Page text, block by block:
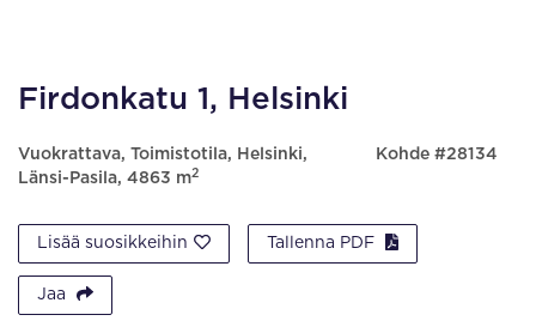
Firdonkatu 1, Helsinki
Vuokrattava, Toimistotila, Helsinki,
Länsi-Pasila, 4863 m2
Kohde #28134
Lisää suosikkeihin Tallenna PDF
Jaa